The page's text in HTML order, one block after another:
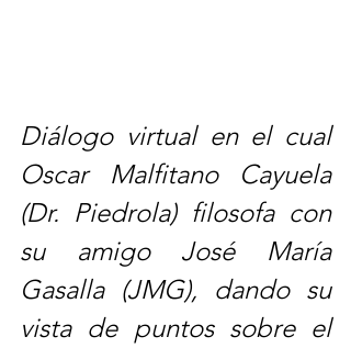
Diálogo virtual en el cual
Oscar Malfitano Cayuela
(Dr. Piedrola) filosofa con
su amigo José María
Gasalla (JMG), dando su
vista de puntos sobre el